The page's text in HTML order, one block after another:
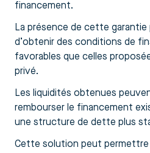
financement.
La présence de cette
d’obtenir des conditions de
favorables que celles
privé.
Les liquidités obtenues
rembourser le financement
une structure de dette plus
Cette solution peut permettre